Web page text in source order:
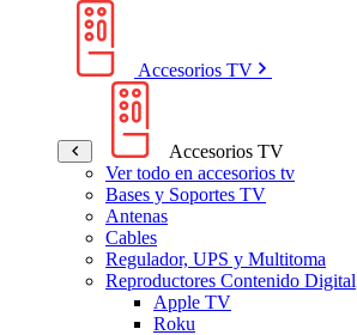
Accesorios TV
Accesorios TV
Ver todo en accesorios tv
Bases y Soportes TV
Antenas
Cables
Regulador, UPS y Multitoma
Reproductores Contenido Digital
Apple TV
Roku